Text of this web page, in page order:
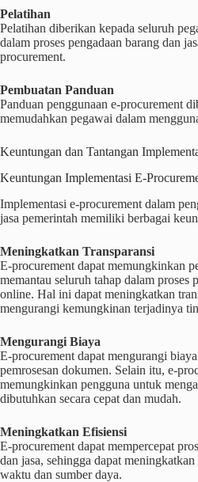
Pelatihan
Pelatihan diberikan kepada seluruh
dalam proses pengadaan barang dan
procurement.
Pembuatan Panduan
Panduan penggunaan e-procurement
memudahkan pegawai dalam
Keuntungan dan Tantangan
Keuntungan Implementasi E-
Implementasi e-procurement dalam
jasa pemerintah memiliki berbagai
Meningkatkan Transparansi
E-procurement dapat memungkinkan
memantau seluruh tahap dalam proses
online. Hal ini dapat meningkatkan
mengurangi kemungkinan terjadinya
Mengurangi Biaya
E-procurement dapat mengurangi
pemrosesan dokumen. Selain itu, e-
memungkinkan pengguna untuk
dibutuhkan secara cepat dan mudah.
Meningkatkan Efisiensi
E-procurement dapat mempercepat
dan jasa, sehingga dapat
waktu dan sumber daya.